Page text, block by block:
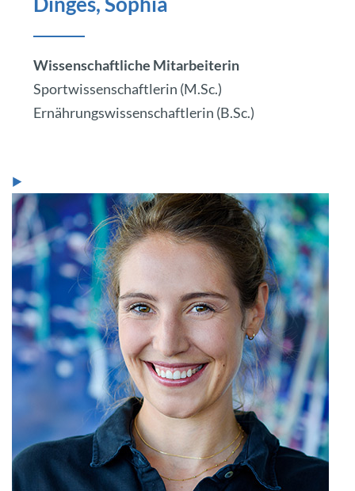
Wissenschaftliche Mitarbeiterin
Sportwissenschaftlerin (M.Sc.)
Ernährungswissenschaftlerin (B.Sc.)